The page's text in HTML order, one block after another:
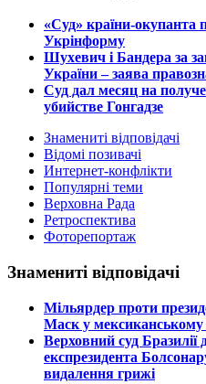
​«Суд» країни-окупанта
Укрінформу
Шухевич і Бандера за
України – заява
Суд дал месяц на
убийстве Гонгадзе
Знамениті відповідачі
Відомі позивачі
Интернет-конфлікти
Популярні теми
Верховна Рада
Ретроспектива
Фоторепортаж
Знамениті відповідачі
​Мільярдер проти
Маск у мексиканському
​Верховний суд Бразилії
експрезидента
видалення грижі